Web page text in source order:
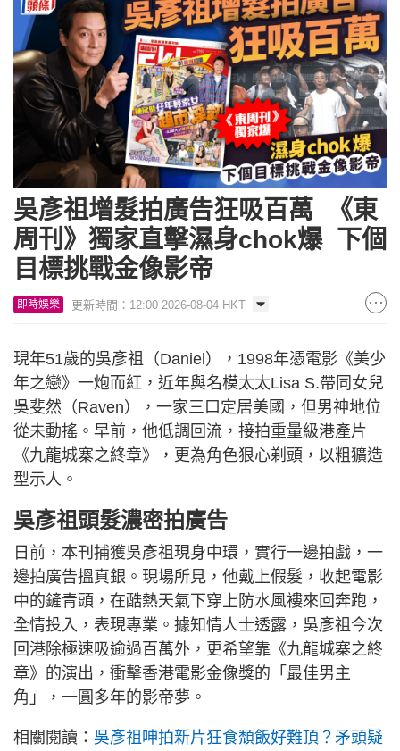
吳彥祖增髮拍廣告狂吸百萬 《東
周刊》獨家直擊濕身chok爆 下個
目標挑戰金像影帝
即時娛樂 更新時間：12:00 2026-08-04 HKT
現年51歲的吳彥祖（Daniel），1998年憑電影《美少
年之戀》一炮而紅，近年與名模太太Lisa S.帶同女兒
吳斐然（Raven），一家三口定居美國，但男神地位
從未動搖。早前，他低調回流，接拍重量級港產片
《九龍城寨之終章》，更為角色狠心剃頭，以粗獷造
型示人。
吳彥祖頭髮濃密拍廣告
日前，本刊捕獲吳彥祖現身中環，實行一邊拍戲，一
邊拍廣告搵真銀。現場所見，他戴上假髮，收起電影
中的鏟青頭，在酷熱天氣下穿上防水風褸來回奔跑，
全情投入，表現專業。據知情人士透露，吳彥祖今次
回港除極速吸逾過百萬外，更希望靠《九龍城寨之終
章》的演出，衝擊香港電影金像獎的「最佳男主
角」，一圓多年的影帝夢。
相關閱讀： 吳彥祖呻拍新片狂食頹飯好難頂？矛頭疑